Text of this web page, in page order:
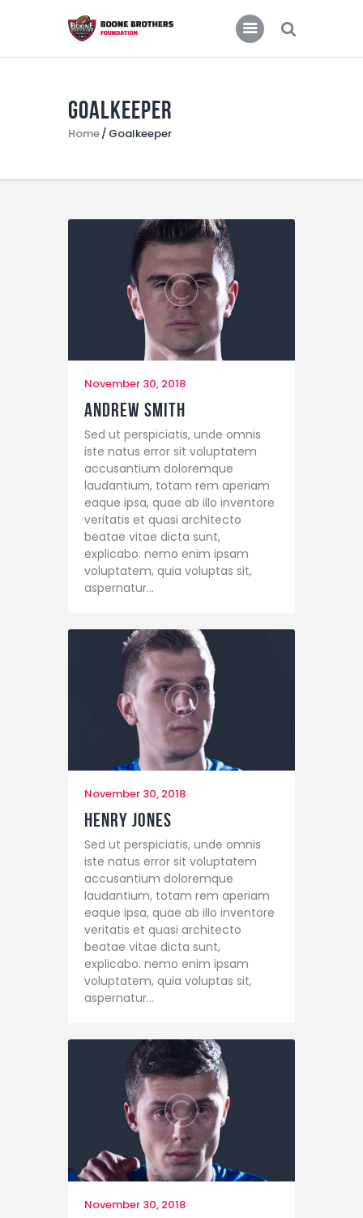
Goalkeeper
Home Goalkeeper
Home
Features
November 30, 2018
Andrew Smith
Sed ut perspiciatis, unde omnis
iste natus error sit voluptatem
accusantium doloremque
laudantium, totam rem aperiam
eaque ipsa, quae ab illo inventore
veritatis et quasi architecto
beatae vitae dicta sunt,
explicabo. nemo enim ipsam
voluptatem, quia voluptas sit,
aspernatur…
November 30, 2018
Henry Jones
Sed ut perspiciatis, unde omnis
iste natus error sit voluptatem
accusantium doloremque
laudantium, totam rem aperiam
eaque ipsa, quae ab illo inventore
veritatis et quasi architecto
beatae vitae dicta sunt,
explicabo. nemo enim ipsam
voluptatem, quia voluptas sit,
aspernatur…
November 30, 2018